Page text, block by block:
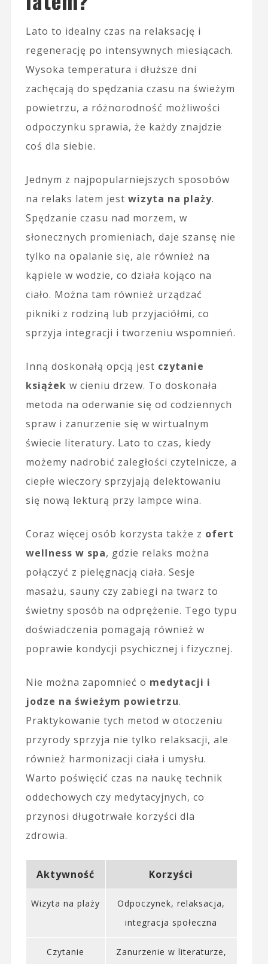
Lato to idealny czas na relaksację i
regenerację po intensywnych miesiącach.
Wysoka temperatura i dłuższe dni
zachęcają do spędzania czasu na świeżym
powietrzu, a różnorodność możliwości
odpoczynku sprawia, że każdy znajdzie
coś dla siebie.
Jednym z najpopularniejszych sposobów
na relaks latem jest wizyta na plaży.
Spędzanie czasu nad morzem, w
słonecznych promieniach, daje szansę nie
tylko na opalanie się, ale również na
kąpiele w wodzie, co działa kojąco na
ciało. Można tam również urządzać
pikniki z rodziną lub przyjaciółmi, co
sprzyja integracji i tworzeniu wspomnień.
Inną doskonałą opcją jest czytanie
książek w cieniu drzew. To doskonała
metoda na oderwanie się od codziennych
spraw i zanurzenie się w wirtualnym
świecie literatury. Lato to czas, kiedy
możemy nadrobić zaległości czytelnicze, a
ciepłe wieczory sprzyjają delektowaniu
się nową lekturą przy lampce wina.
Coraz więcej osób korzysta także z ofert
wellness w spa, gdzie relaks można
połączyć z pielęgnacją ciała. Sesje
masażu, sauny czy zabiegi na twarz to
świetny sposób na odprężenie. Tego typu
doświadczenia pomagają również w
poprawie kondycji psychicznej i fizycznej.
Nie można zapomnieć o medytacji i
jodze na świeżym powietrzu.
Praktykowanie tych metod w otoczeniu
przyrody sprzyja nie tylko relaksacji, ale
również harmonizacji ciała i umysłu.
Warto poświęcić czas na naukę technik
oddechowych czy medytacyjnych, co
przynosi długotrwałe korzyści dla
zdrowia.
Aktywność Korzyści
Wizyta na plaży
Odpoczynek, relaksacja,
integracja społeczna
Czytanie Zanurzenie w literaturze,